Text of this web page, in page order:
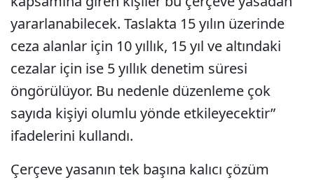
yararlanabilecek. Taslakta 15 yılın üzerinde
ceza alanlar için 10 yıllık, 15 yıl ve altındaki
cezalar için ise 5 yıllık denetim süresi
öngörülüyor. Bu nedenle düzenleme çok
sayıda kişiyi olumlu yönde etkileyecektir”
ifadelerini kullandı.
Çerçeve yasanın tek başına kalıcı çözüm